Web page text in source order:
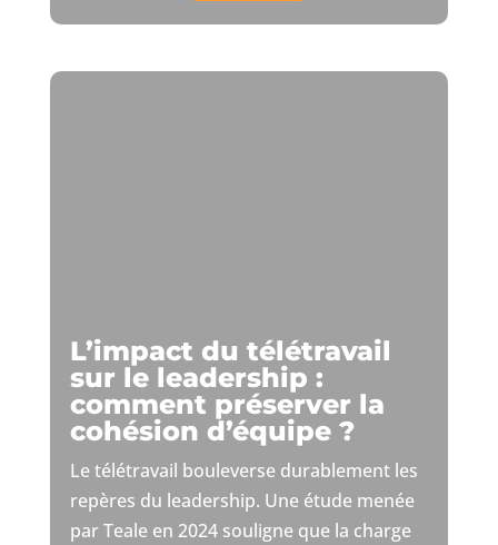
L’impact du télétravail
sur le leadership :
comment préserver la
cohésion d’équipe ?
Le télétravail bouleverse durablement les
repères du leadership. Une étude menée
par Teale en 2024 souligne que la charge